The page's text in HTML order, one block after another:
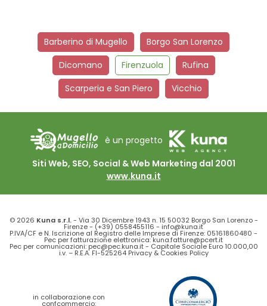
Barberino di Mugello
Borgo San Lorenzo
Dicomano
Firenzuola
Rufina
Scarperia e San Piero
Vicchio
è un progetto
Siti Web, SEO, Social & Web Marketing dal 2001
www.kuna.it
© 2026 Kuna s.r.l.- Via 30 Dicembre 1943 n. 15 50032 Borgo San Lorenzo -
Firenze - (+39) 0558455116 - info@kuna.it
P.IVA/CF e N. Iscrizione al Registro delle Imprese di Firenze: 05161860480 -
Pec per fatturazione elettronica: kuna.fatture@pcert.it
Pec per comunicazioni: pec@pec.kuna.it - Capitale Sociale Euro 10.000,00
i.v. – R.E.A. FI-525264 Privacy& Cookies Policy
in collaborazione con
confcommercio: